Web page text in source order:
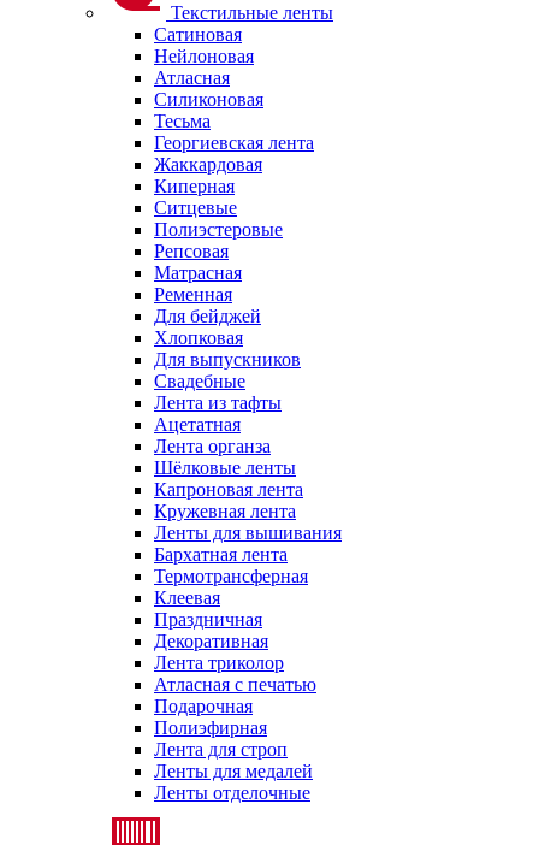
Текстильные ленты
Сатиновая
Нейлоновая
Атласная
Силиконовая
Тесьма
Георгиевская лента
Жаккардовая
Киперная
Ситцевые
Полиэстеровые
Репсовая
Матрасная
Ременная
Для бейджей
Хлопковая
Для выпускников
Свадебные
Лента из тафты
Ацетатная
Лента органза
Шёлковые ленты
Капроновая лента
Кружевная лента
Ленты для вышивания
Бархатная лента
Термотрансферная
Клеевая
Праздничная
Декоративная
Лента триколор
Атласная с печатью
Подарочная
Полиэфирная
Лента для строп
Ленты для медалей
Ленты отделочные